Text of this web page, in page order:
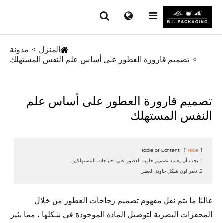
المنزل
مدونة
تصميم قارورة العطور على أساس علم النفس المستهلك
تصميم قارورة العطور على أساس علم
النفس المستهلك
Table of Content [ Hide ]
1. يجب أن يعتمد تصميم حاوية العطور على احتياجات المستهلكين
2. تغير لون شكل حاوية العطر
غالبًا ما يتم نقل مفهوم تصميم زجاجات العطور من خلال
المحفزات البصرية لتوصيل المادة الموجودة في شكلها ، مما يثير